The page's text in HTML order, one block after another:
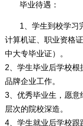
毕业待遇：
1、学生到校学习
计算机证、职业资格
中大专毕业证）。
2、学生毕业后学校
品牌企业工作。
3、优秀毕业生，愿意
层次的院校深造。
4、学生就业后学校